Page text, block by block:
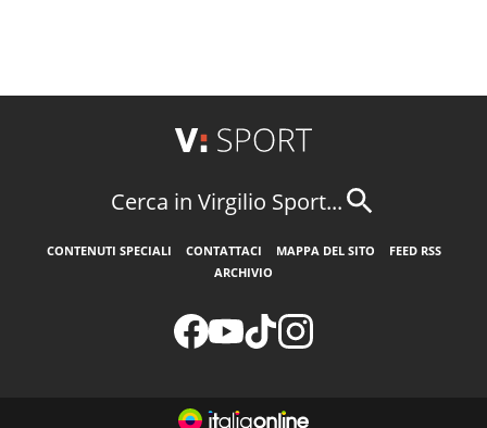
Cerca in Virgilio Sport...
CONTENUTI SPECIALI CONTATTACI MAPPA DEL SITO
FEED RSS
ARCHIVIO